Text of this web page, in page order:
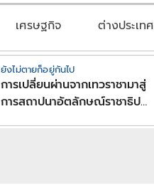
เศรษฐกิจ ต่างประเทศ
ยังไม่ตายก็อยู่กันไป
การเปลี่ยนผ่านจากเทวราชามาสู่
การสถาปนาอัตลักษณ์ราชาธิป